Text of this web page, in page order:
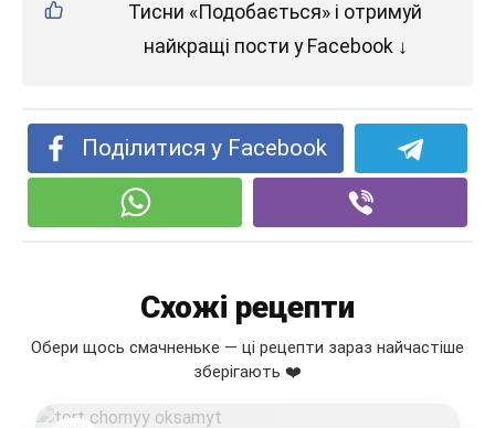
Тисни «Подобається» і отримуй
найкращі пости у Facebook ↓
Поділитися у Facebook
Схожі рецепти
Обери щось смачненьке — ці рецепти зараз найчастіше
зберігають ❤️